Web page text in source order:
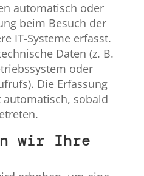
automatisch oder
beim Besuch der
IT-Systeme erfasst.
Daten (z. B.
oder
Die Erfassung
sobald
wir Ihre